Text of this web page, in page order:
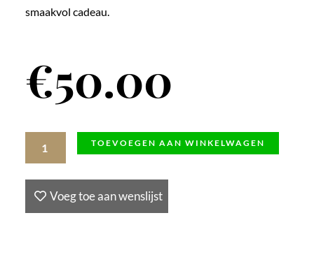
smaakvol cadeau.
€50.00
Wijncadeaubon
(€50,00)
aantal
TOEVOEGEN AAN WINKELWAGEN
Voeg toe aan wenslijst